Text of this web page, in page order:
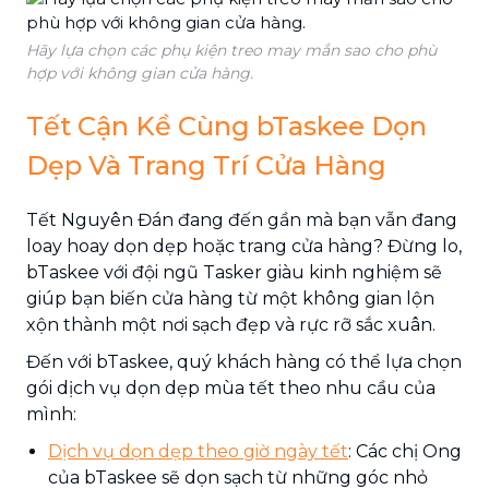
Hãy lựa chọn các phụ kiện treo may mắn sao cho phù
hợp với không gian cửa hàng.
Tết Cận Kề Cùng bTaskee Dọn
Dẹp Và Trang Trí Cửa Hàng
Tết Nguyên Đán đang đến gần mà bạn vẫn đang
loay hoay dọn dẹp hoặc trang cửa hàng? Đừng lo,
bTaskee với đội ngũ Tasker giàu kinh nghiệm sẽ
giúp bạn biến cửa hàng từ một không gian lộn
xộn thành một nơi sạch đẹp và rực rỡ sắc xuân.
Đến với bTaskee, quý khách hàng có thể lựa chọn
gói dịch vụ dọn dẹp mùa tết theo nhu cầu của
mình:
Dịch vụ dọn dẹp theo giờ ngày tết: Các chị Ong
của bTaskee sẽ dọn sạch từ những góc nhỏ